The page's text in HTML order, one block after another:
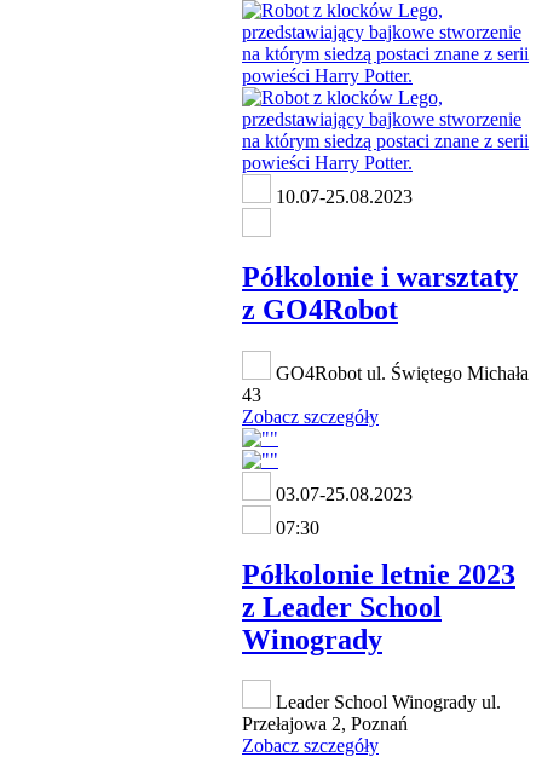
10.07-25.08.2023
Półkolonie i warsztaty
z GO4Robot
GO4Robot ul. Świętego Michała
43
Zobacz szczegóły
03.07-25.08.2023
07:30
Półkolonie letnie 2023
z Leader School
Winogrady
Leader School Winogrady ul.
Przełajowa 2, Poznań
Zobacz szczegóły